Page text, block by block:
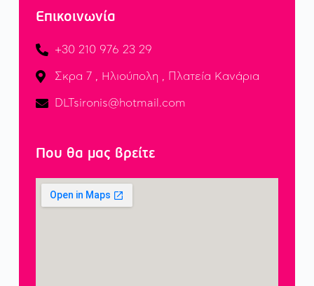
Επικοινωνία
+30 210 976 23 29
Σκρα 7 , Ηλιούπολη , Πλατεία Κανάρια
DLTsironis@hotmail.com
Που θα μας βρείτε